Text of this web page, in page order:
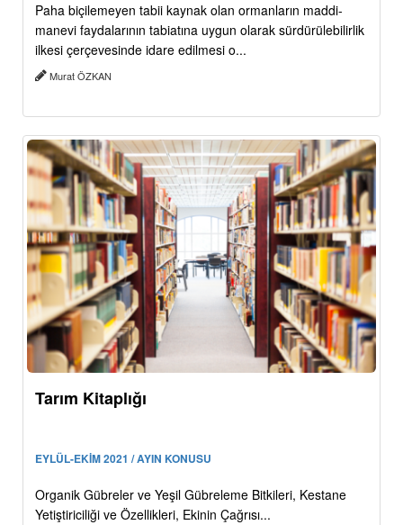
Paha biçilemeyen tabii kaynak olan ormanların maddi-
manevi faydalarının tabiatına uygun olarak sürdürülebilirlik
ilkesi çerçevesinde idare edilmesi o...
Murat ÖZKAN
Tarım Kitaplığı
EYLÜL-EKİM 2021 / AYIN KONUSU
Organik Gübreler ve Yeşil Gübreleme Bitkileri, Kestane
Yetiştiriciliği ve Özellikleri, Ekinin Çağrısı...